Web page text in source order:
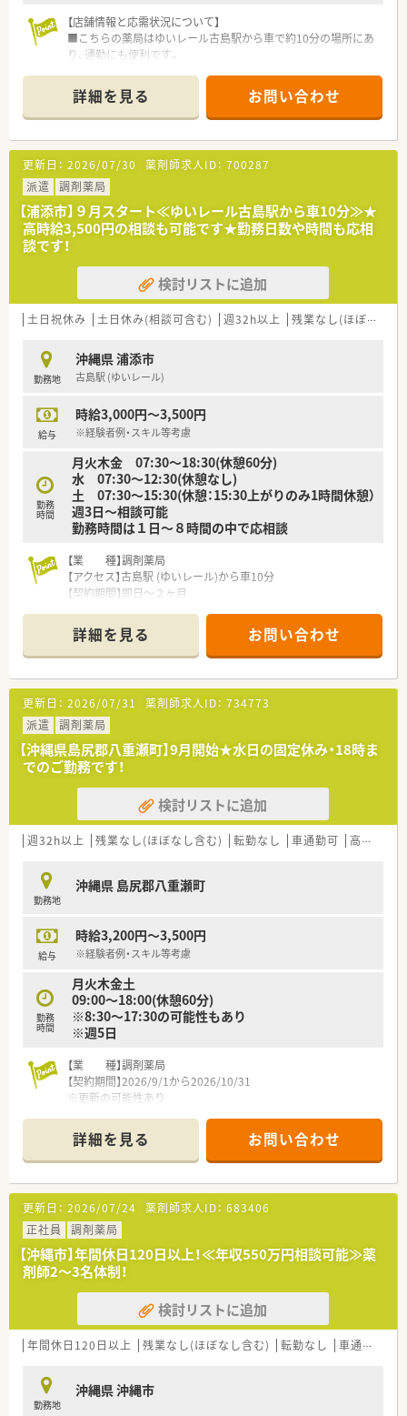
【店舗情報と応需状況について】
■こちらの薬局はゆいレール古島駅から車で約10分の場所にあ
り、通勤にも便利です。
ており、地域医療に貢献しています。
■常時2名から3名の薬剤師体制で業務にあたっており、協力し
ながら働けます。
【募集背景と求める人物像について】
■欠員補充のための募集であり、新しい環境でご自身の経験を活
かしたい方を求めています。
■患者様一人ひとりに寄り添い、丁寧な対応を心がけられる方を
歓迎いたします。
■協調性があり、従業員同士の良好な関係性を築くことに意欲的
な方を募集しています。
《色々なステージがございます》
■経営戦略室といった会社を作って行く、働き方もあり、ご自身
の昇給・昇格はもちろん、
す。
■入社後に管理薬剤師やマネージャーになられた方もあり、やる
き次第ではすぐに幹部候補になれます。
ど幅広い仕事がございます。
詳細を見る お問い合わせ
更新日： 2026/07/30 薬剤師求人ID： 700287
派遣
調剤薬局
【浦添市】９月スタート≪ゆいレール古島駅から車10分≫★
高時給3,500円の相談も可能です★勤務日数や時間も応相
談です！
検討リストに追加
土日祝休み 土日休み(相談可含む) 週32h以上 残業なし(ほぼなし含む)
勤務地
沖縄県 浦添市
古島駅 (ゆいレール)
給与
時給3,000円～3,500円
※経験者例・スキル等考慮
勤務
時間
月火木金 07:30～18:30(休憩60分)
水 07:30～12:30(休憩なし)
土 07:30～15:30(休憩：15:30上がりのみ1時間休憩）
週3日～相談可能
勤務時間は１日～８時間の中で応相談
【業 種】調剤薬局
【アクセス】古島駅 (ゆいレール)から車10分
【契約期間】即日～２ヶ月
【勤務時間】
月～土 07:30～16:30(休憩60分)
週3日～相談可能
【応需科目】耳鼻科、泌尿器科、心療内科
【応需枚数】100枚/日
【人員体制】薬剤師:常時2名～3名体制
ほか事務3名
********************************
＼手厚いサポートが魅力のファルマスタッフ／
■万全のサポート体制：2名体制で担当がつきしっかりサポート！
■各種保険を完備：社会保険(週20時間以上)/雇用保険/薬剤師賠
償責任保険
詳細を見る お問い合わせ
更新日： 2026/07/31 薬剤師求人ID： 734773
派遣
調剤薬局
【沖縄県島尻郡八重瀬町】9月開始★水日の固定休み・18時ま
でのご勤務です！
検討リストに追加
週32h以上 残業なし(ほぼなし含む) 転勤なし 車通勤可 高時給(2,500円以上)
勤務地
沖縄県 島尻郡八重瀬町
給与
時給3,200円～3,500円
※経験者例・スキル等考慮
勤務
時間
月火木金土
09:00～18:00(休憩60分)
※8:30～17:30の可能性もあり
※週5日
【業 種】調剤薬局
【契約期間】2026/9/1から2026/10/31
※更新の可能性あり
【想定時給】3,200～3,500円
【勤務時間】
月火木金土
09:00～18:00(休憩60分)
※8:30～17:30の可能性もあり
※週5日
【応需科目】小児科,内科
【応需枚数】80枚/日
【人員体制】
薬剤師:3名体制
【住居手配】なし
********************************
＼手厚いサポートが魅力のファルマスタッフ／
償責任保険
詳細を見る お問い合わせ
更新日： 2026/07/24 薬剤師求人ID： 683406
正社員
調剤薬局
【沖縄市】年間休日120日以上！≪年収550万円相談可能≫薬
剤師2～3名体制！
検討リストに追加
年間休日120日以上 残業なし(ほぼなし含む) 転勤なし 車通勤可
勤務地
沖縄県 沖縄市